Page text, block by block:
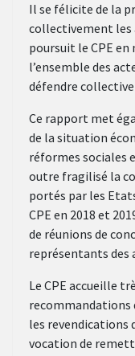
Il se félicite de la
collectivement les
poursuit le CPE
l’ensemble des
défendre
Ce rapport met
de la situation
réformes sociales
outre fragilisé la
portés par les
CPE en 2018 et
de réunions de
représentants des
Le CPE accueille
recommandations
les revendications
vocation de